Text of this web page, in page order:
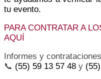
tu evento.
PARA CONTRATAR A
AQUÍ
Informes y
📞 (55) 59 13 57 48 y